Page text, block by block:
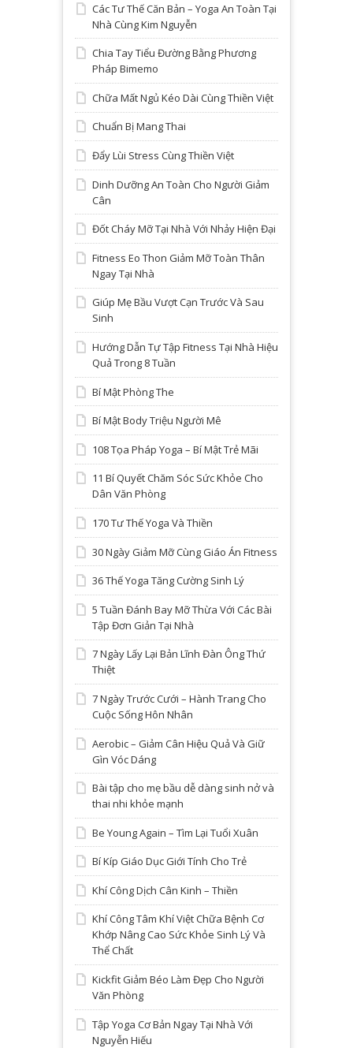
Các Tư Thế Căn Bản – Yoga An Toàn Tại
Nhà Cùng Kim Nguyễn
Chia Tay Tiểu Đường Bằng Phương
Pháp Bimemo
Chữa Mất Ngủ Kéo Dài Cùng Thiền Việt
Chuẩn Bị Mang Thai
Đẩy Lùi Stress Cùng Thiền Việt
Dinh Dưỡng An Toàn Cho Người Giảm
Cân
Đốt Cháy Mỡ Tại Nhà Với Nhảy Hiện Đại
Fitness Eo Thon Giảm Mỡ Toàn Thân
Ngay Tại Nhà
Giúp Mẹ Bầu Vượt Cạn Trước Và Sau
Sinh
Hướng Dẫn Tự Tập Fitness Tại Nhà Hiệu
Quả Trong 8 Tuần
Bí Mật Phòng The
Bí Mật Body Triệu Người Mê
108 Tọa Pháp Yoga – Bí Mật Trẻ Mãi
11 Bí Quyết Chăm Sóc Sức Khỏe Cho
Dân Văn Phòng
170 Tư Thế Yoga Và Thiền
30 Ngày Giảm Mỡ Cùng Giáo Án Fitness
36 Thế Yoga Tăng Cường Sinh Lý
5 Tuần Đánh Bay Mỡ Thừa Với Các Bài
Tập Đơn Giản Tại Nhà
7 Ngày Lấy Lại Bản Lĩnh Đàn Ông Thứ
Thiệt
7 Ngày Trước Cưới – Hành Trang Cho
Cuộc Sống Hôn Nhân
Aerobic – Giảm Cân Hiệu Quả Và Giữ
Gìn Vóc Dáng
Bài tập cho mẹ bầu dễ dàng sinh nở và
thai nhi khỏe mạnh
Be Young Again – Tìm Lại Tuổi Xuân
Bí Kíp Giáo Dục Giới Tính Cho Trẻ
Khí Công Dịch Cân Kinh – Thiền
Khí Công Tâm Khí Việt Chữa Bệnh Cơ
Khớp Nâng Cao Sức Khỏe Sinh Lý Và
Thể Chất
Kickfit Giảm Béo Làm Đẹp Cho Người
Văn Phòng
Tập Yoga Cơ Bản Ngay Tại Nhà Với
Nguyễn Hiếu